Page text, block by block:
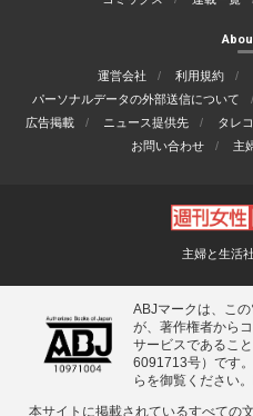
運営会社 利用規約
パーソナルデータの外部送信について
広告掲載
ニュース提供先 タレ
お問い合わせ
主
主婦と生活
ABJマークは、こ
が、著作権者から
サービスであるこ
6091713号）です
らを御覧ください。
本サイトに掲載されているすべての